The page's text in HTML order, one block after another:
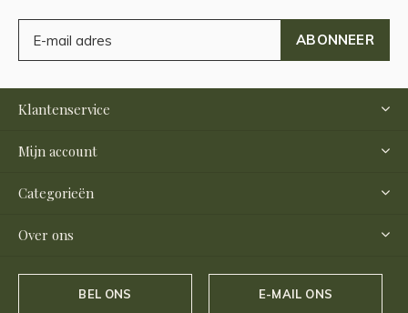
ABONNEER
Klantenservice
Mijn account
Categorieën
Over ons
BEL ONS E-MAIL ONS